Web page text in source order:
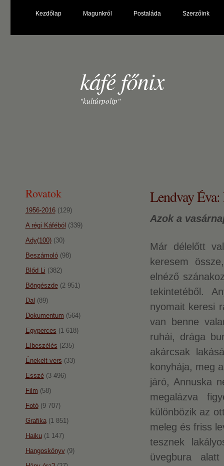
Kezdőlap Magunkról Postaláda Szerzőink
káfé főnix
"kultúrpolip"
Lendvay
Azok a
Már délelőtt
keresem
elnéző
tekintetéből.
nyomait keresi
van benne
ruhái, drága
akárcsak
konyhája, meg
járó, Annuska
megalázva
különbözik az
meleg és friss
tesznek
üvegbura
Rovatok
1956-2016(129)
A régi Káféból (339)
Ady(100)(30)
Beszámoló(98)
Blőd Li (382)
Böngészde(2 951)
Dal (89)
Dokumentum (564)
Egyperces (1 618)
Elbeszélés (235)
Énekelt vers (33)
Esszé(3 496)
Film (58)
Fotó(9 707)
Grafika(1 851)
Haiku(1 147)
Hangoskönyv(9)